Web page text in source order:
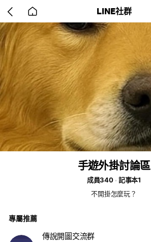
back
to
home
LINE社群
手遊外掛討論區
成員340
記事本1
不開掛怎麼玩？
專屬推薦
傳說開圖交流群